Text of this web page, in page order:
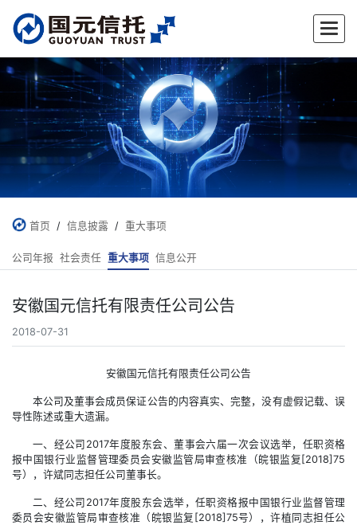
首页 / 信息披露 / 重大事项
公司年报 社会责任 重大事项 信息公开
安徽国元信托有限责任公司公告
2018-07-31
安徽国元信托有限责任公司公告
本公司及董事会成员保证公告的内容真实、完整，没有虚假记载、误
导性陈述或重大遗漏。
一、经公司2017年度股东会、董事会六届一次会议选举，任职资格
报中国银行业监督管理委员会安徽监管局审查核准（皖银监复[2018]75
号），许斌同志担任公司董事长。
二、经公司2017年度股东会选举，任职资格报中国银行业监督管理
委员会安徽监管局审查核准（皖银监复[2018]75号），许植同志担任公